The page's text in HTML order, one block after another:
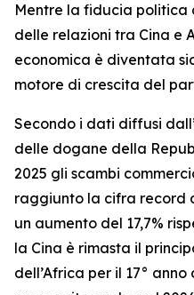
Mentre la fiducia politica
delle relazioni tra Cina e
economica è diventata
motore di crescita del
Secondo i dati diffusi
delle dogane della
2025 gli scambi
raggiunto la cifra record
un aumento del 17,7%
la Cina è rimasta il
dell’Africa per il 17°